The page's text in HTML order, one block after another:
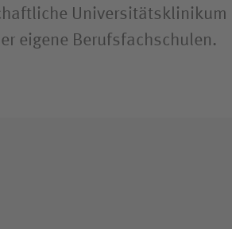
Universitätsklinikum
eigene Berufsfachschulen.